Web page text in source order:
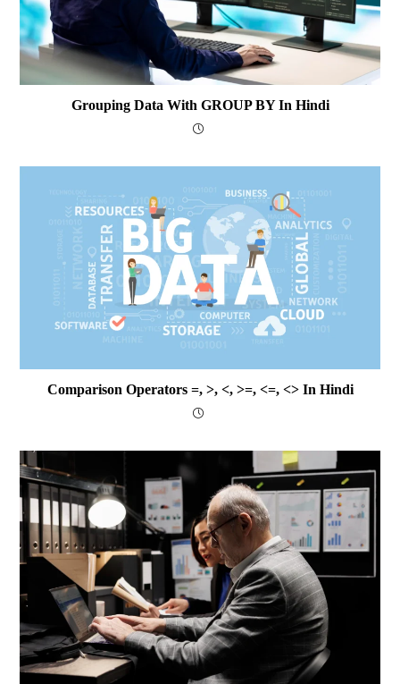
Grouping Data With GROUP BY In Hindi
Comparison Operators =, >, <, >=, <=, <> In Hindi